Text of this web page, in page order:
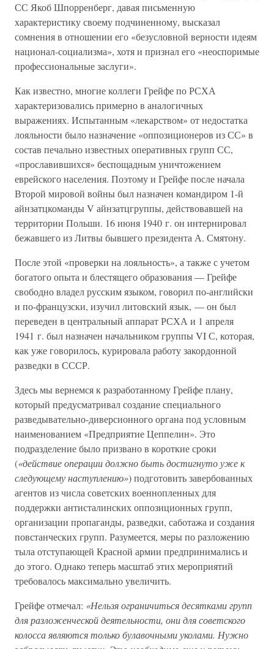
СС Якоб Шпорренберг, давая письменную
характеристику своему подчиненному, высказал
сомнения в отношении его «безусловной верности идеям
национал-социализма», хотя и признал его «неоспоримые
профессиональные заслуги».
Как известно, многие коллеги Грейфе по РСХА
характеризовались примерно в аналогичных
выражениях. Испытанным «лекарством» от недостатка
лояльности было назначение «оппозиционеров из СС» в
состав печально известных оперативных групп СС,
«прославившихся» беспощадным уничтожением
еврейского населения. Поэтому и Грейфе после начала
Второй мировой войны был назначен командиром 1-й
айнзатцкоманды V айнзатцгруппы, действовавшей на
территории Польши. 16 июня 1940 г. он интернировал
бежавшего из Литвы бывшего президента А. Смятону.
После этой «проверки на лояльность», а также с учетом
богатого опыта и блестящего образования — Грейфе
свободно владел русским языком, говорил по-английски
и по-французски, изучил литовский язык, — он был
переведен в центральный аппарат РСХА и 1 апреля
1941 г. был назначен начальником группы VI С, которая,
как уже говорилось, курировала работу закордонной
разведки в СССР.
Здесь мы вернемся к разработанному Грейфе плану,
который предусматривал создание специального
разведывательно-диверсионного органа под условным
наименованием «Предприятие Цеппелин». Это
подразделение было призвано в короткие сроки
(«действие операции должно быть достигнуто уже к
следующему наступлению») подготовить завербованных
агентов из числа советских военнопленных для
поддержки антисталинских оппозиционных групп,
организации пропаганды, разведки, саботажа и создания
повстанческих групп. Разумеется, меры по разложению
тыла отступающей Красной армии предпринимались и
до этого. Однако теперь масштаб этих мероприятий
требовалось максимально увеличить.
Грейфе отмечал: «Нельзя ограничиться десятками групп
для разложенческой деятельности, они для советского
колосса являются только булавочными уколами. Нужно